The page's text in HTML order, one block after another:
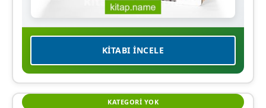
KITABI İNCELE
KATEGORI YOK